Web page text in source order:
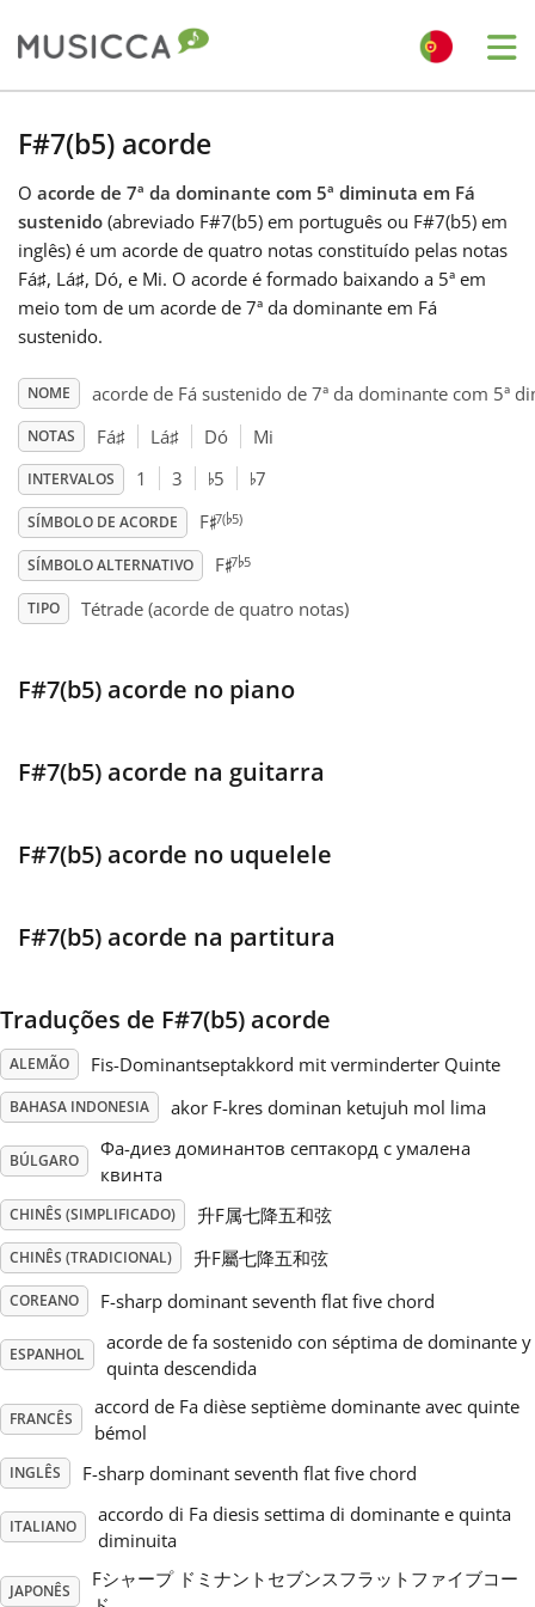
Български
Dansk
English
Español
Français
Русский
Tiếng Việt
Türkçe
Українська
繁體中文
F#7(b5) acorde
O acorde de 7ª da dominante com 5ª diminuta em Fá
sustenido (abreviado F#7(b5) em português ou F#7(b5) em
inglês) é um acorde de quatro notas constituído pelas notas
Fá♯, Lá♯, Dó, e Mi. O acorde é formado baixando a 5ª em
meio tom de um acorde de 7ª da dominante em Fá
sustenido.
NOME acorde de Fá sustenido de 7ª da dominante com 5ª
NOTAS Fá♯ Lá♯ Dó Mi
INTERVALOS 1 3 ♭5 ♭7
SÍMBOLO DE ACORDE F♯7(♭5)
SÍMBOLO ALTERNATIVO F♯7♭5
TIPO Tétrade (acorde de quatro notas)
F#7(b5) acorde no piano
F#7(b5) acorde na guitarra
F#7(b5) acorde no uquelele
F#7(b5) acorde na partitura
Traduções de F#7(b5) acorde
ALEMÃO Fis-Dominantseptakkord mit verminderter Quinte
BAHASA INDONESIA akor F-kres dominan ketujuh mol lima
BÚLGARO
Фа-диез доминантов септакорд с умалена
квинта
CHINÊS (SIMPLIFICADO) 升F属七降五和弦
CHINÊS (TRADICIONAL) 升F屬七降五和弦
COREANO F-sharp dominant seventh flat five chord
ESPANHOL
acorde de fa sostenido con séptima de dominante y
quinta descendida
FRANCÊS
accord de Fa dièse septième dominante avec quinte
bémol
INGLÊS F-sharp dominant seventh flat five chord
ITALIANO
accordo di Fa diesis settima di dominante e quinta
diminuita
JAPONÊS
Fシャープ ドミナントセブンスフラットファイブコー